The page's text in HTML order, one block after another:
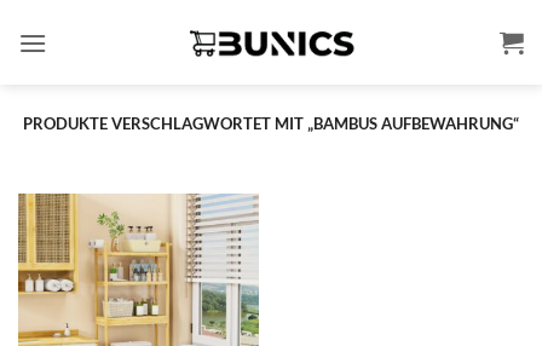
Inhalt
PRODUKTE VERSCHLAGWORTET MIT „BAMBUS AUFBEWAHRUNG“